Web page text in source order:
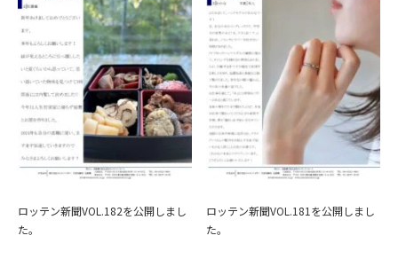
ロッテン新聞VOL.182を公開しまし
た。
ロッテン新聞VOL.181を公開しまし
た。